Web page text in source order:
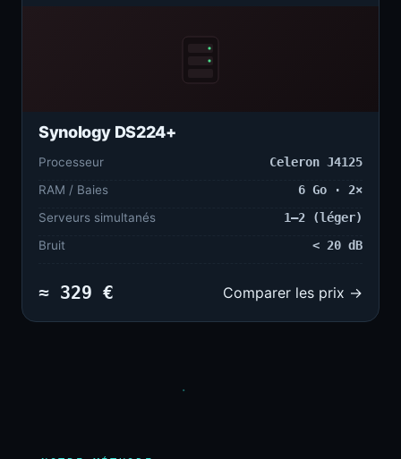
Synology DS224+
Processeur
Celeron J4125
RAM / Baies
6 Go · 2×
Serveurs simultanés
1–2 (léger)
Bruit
< 20 dB
≈ 329 € Comparer les prix →